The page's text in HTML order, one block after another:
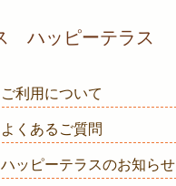
ハッピーテラス
ご利用について
よくあるご質問
ハッピーテラスのお知らせ